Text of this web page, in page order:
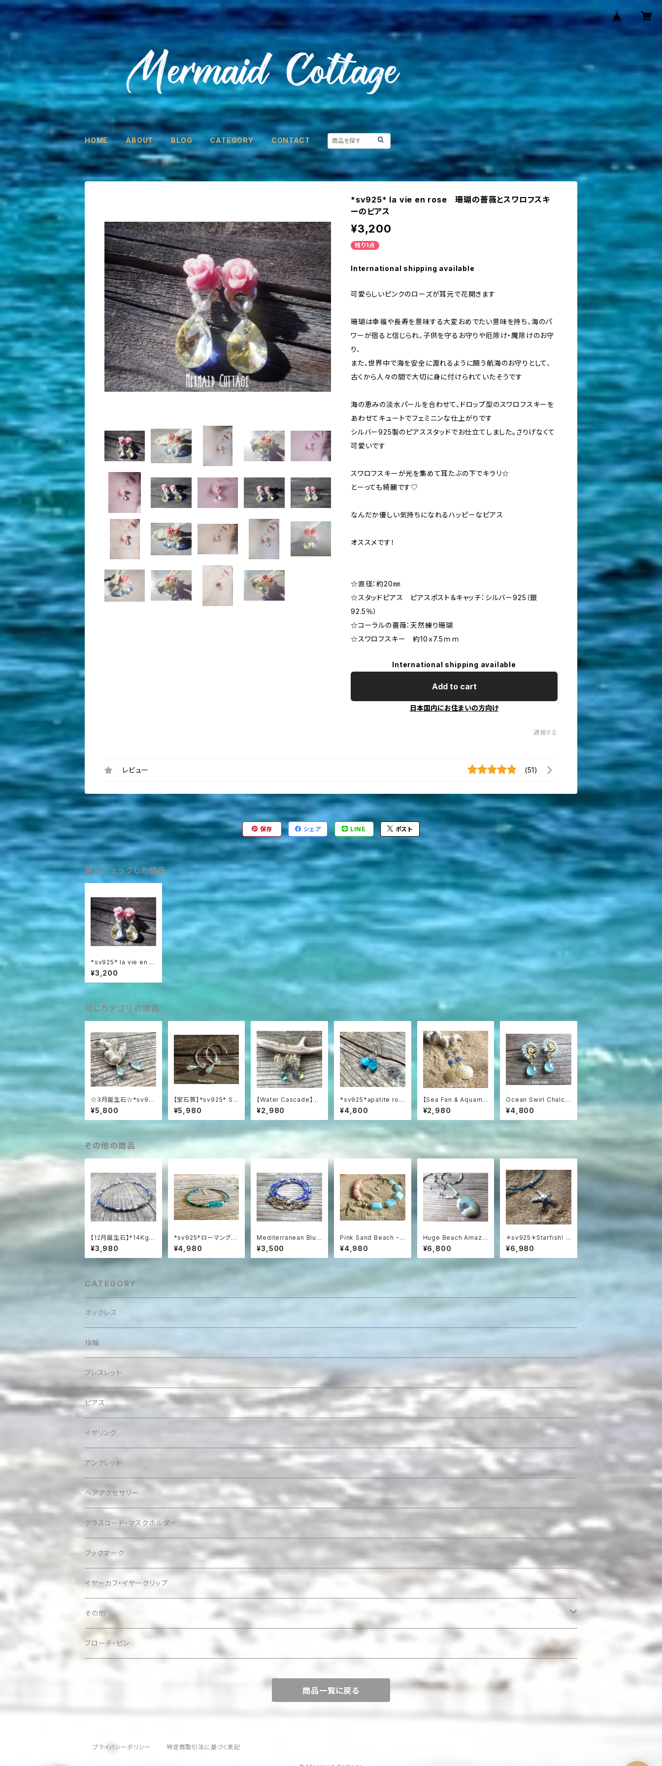
HOME ABOUT BLOG CATEGORY CONTACT
*sv925* la vie en rose 珊瑚の薔薇とスワロフスキ
ーのピアス
¥3,200
残り1点
International shipping available
可愛らしいピンクのローズが耳元で花開きます
珊瑚は幸福や長寿を意味する大変おめでたい意味を持ち、海のパ
ワーが宿ると信じられ、子供を守るお守りや厄除け・魔除けのお守
り、
また、世界中で海を安全に渡れるように願う航海のお守りとして、
古くから人々の間で大切に身に付けられていたそうです
海の恵みの淡水パールを合わせて、ドロップ型のスワロフスキーを
あわせてキュートでフェミニンな仕上がりです
シルバー925製のピアススタッドでお仕立てしました。さりげなくて
可愛いです
スワロフスキーが光を集めて耳たぶの下でキラリ☆
とーっても綺麗です♡
なんだか優しい気持ちになれるハッピーなピアス
オススメです！
☆直径：約20㎜
☆スタッドピアス ピアスポスト＆キャッチ：シルバー925（銀
92.5％）
☆コーラルの薔薇：天然練り珊瑚
☆スワロフスキー 約10ｘ7.5ｍｍ
International shipping available
Add to cart
日本国内にお住まいの方向け
通報する
レビュー (51)
保存 シェア LINE ポスト
最近チェックした商品
*sv925* la vie en r
ose 珊瑚の薔薇とス
ワロフスキーのピアス
¥3,200
同じカテゴリの商品
☆3月誕生石☆*sv92
5* Raw Aquamarine
アクアマリン原石の一
粒ピアス
¥5,800
【宝石質】*sv925* Sw
irl and Opal プレシャ
スオパールの渦巻きピ
アス☆AAAAA
¥5,980
【Water Cascade】水
滴つぶつぶガラスと海の
雫のフープピアス
¥2,980
*sv925*apatite roc
ks ネオンブルーアパタ
イト原石の一粒ピアス
¥4,800
【Sea Fan & Aquama
rine】海うちわと3色ア
クアマリンのグラデーシ
ョンピアス
¥2,980
Ocean Swirl Chalce
dony *Sea blue*
波の渦から滴るシーブ
ルーカルセドニーのボ
¥4,800
その他の商品
【12月誕生石】*14Kgf*
Tiny Lapislazuli Bra
celet
¥3,980
*sv925*ローマングラ
スとクリソコラの海色ブ
レスレット
¥4,980
Mediterranean Blue
高級チェコガラス煌
めく5way ロングネック
レス＆グラスコード/眼
鏡・マスクホルダー
¥3,500
Pink Sand Beach ｰ
ピンクオパール×ペルビ
アンブルーオパール の
ブレスレット
¥4,980
Huge Beach Amazo
nite Necklace / 特大
アマゾナイトのステート
メントネックレス
¥6,800
＊sv925＊Starfish! パ
ウアシェル＆シルバー9
25 スターフィッシュ 天
然石ネックレス
¥6,980
CATEGORY
ネックレス
指輪
ブレスレット
ピアス
イヤリング
アンクレット
ヘアアクセサリー
グラスコード・マスクホルダー
ブックマーク
イヤーカフ・イヤークリップ
その他
ケース
ブローチ・ピン
商品一覧に戻る
プライバシーポリシー 特定商取引法に基づく表記